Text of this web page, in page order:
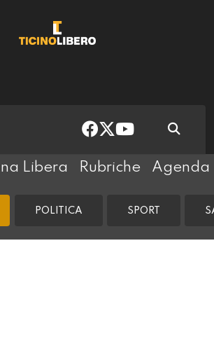
Libera Rubriche Agenda
POLITICA SPORT